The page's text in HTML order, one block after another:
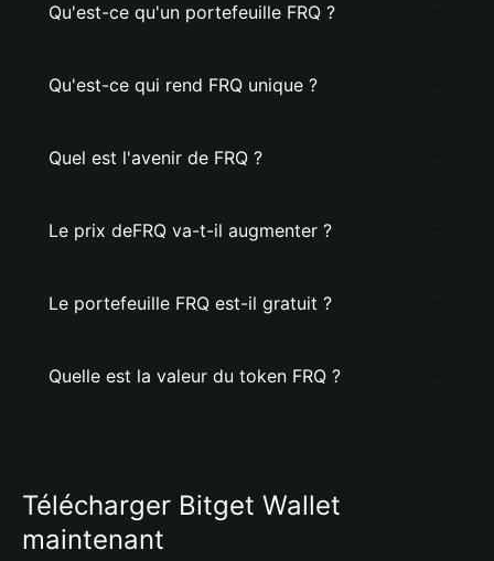
Qu'est-ce qu'un portefeuille FRQ ?
Qu'est-ce qui rend FRQ unique ?
Quel est l'avenir de FRQ ?
Le prix deFRQ va-t-il augmenter ?
Le portefeuille FRQ est-il gratuit ?
Quelle est la valeur du token FRQ ?
Télécharger Bitget Wallet
maintenant